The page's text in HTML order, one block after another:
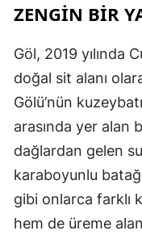
ZENGİN BİR
Göl, 2019 yılında
doğal sit alanı
Gölü’nün
arasında yer alan
dağlardan gelen
karaboyunlu
gibi onlarca farklı
hem de üreme